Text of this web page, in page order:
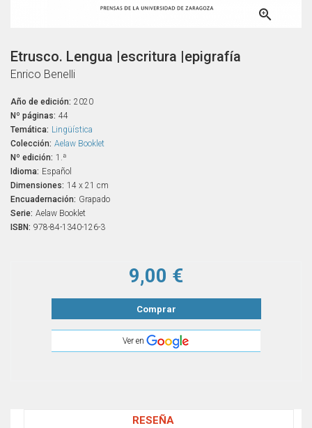

Etrusco. Lengua |escritura |epigrafía
Enrico Benelli
Año de edición: 2020
Nº páginas: 44
Temática: Lingüística
Colección: Aelaw Booklet
Nº edición: 1.ª
Idioma: Español
Dimensiones: 14 x 21 cm
Encuadernación: Grapado
Serie: Aelaw Booklet
ISBN: 978-84-1340-126-3
9,00 €
Comprar
Ver en
RESEÑA